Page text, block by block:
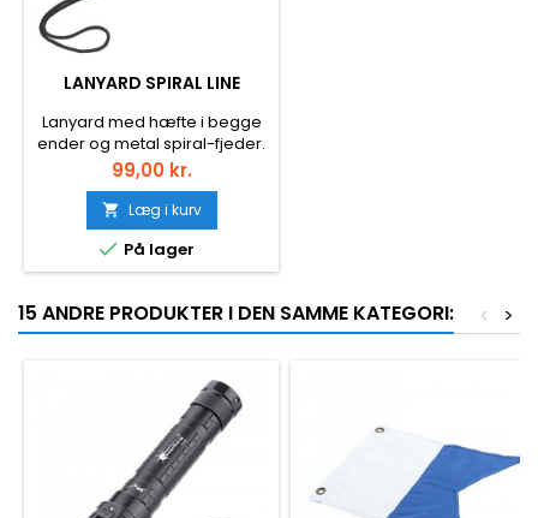
LANYARD SPIRAL LINE
Lanyard med hæfte i begge
ender og metal spiral-fjeder.
Smart sikring af lygte og
andet udstyr.
Pris
99,00 kr.
 Læg i kurv
 På lager
15 ANDRE PRODUKTER I DEN SAMME KATEGORI: >
<